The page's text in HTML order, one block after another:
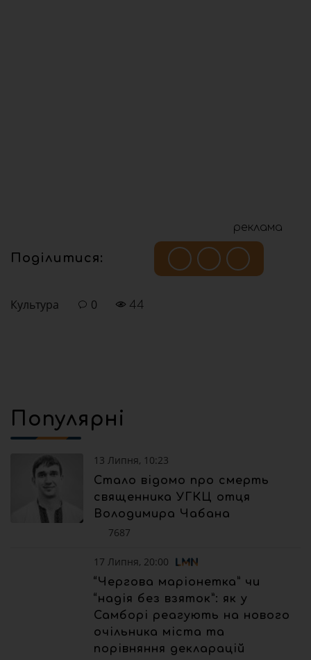
реклама
Поділитися:
Культура 0 44
Популярні
13 Липня, 10:23
Стало відомо про смерть
священника УГКЦ отця
Володимира Чабана
7687
17 Липня, 20:00
“Чергова маріонетка” чи
“надія без взяток”: як у
Самборі реагують на нового
очільника міста та
порівняння декларацій